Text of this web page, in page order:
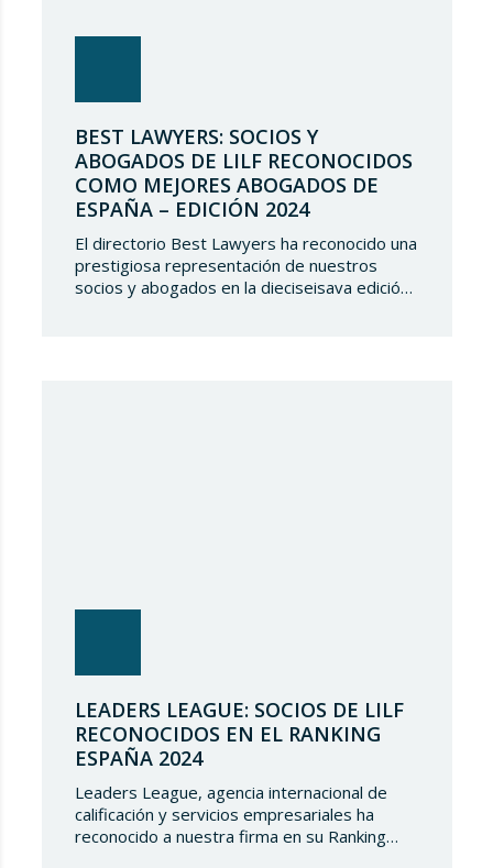
BEST LAWYERS: SOCIOS Y
ABOGADOS DE LILF RECONOCIDOS
COMO MEJORES ABOGADOS DE
ESPAÑA – EDICIÓN 2024
El directorio Best Lawyers ha reconocido una
prestigiosa representación de nuestros
socios y abogados en la dieciseisava edición
LEADERS LEAGUE: SOCIOS DE LILF
RECONOCIDOS EN EL RANKING
ESPAÑA 2024
Leaders League, agencia internacional de
calificación y servicios empresariales ha
reconocido a nuestra firma en su Ranking